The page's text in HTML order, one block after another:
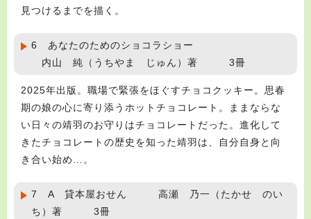
見つけるまでを描く。
6 あなたのためのショコラショー
内山 純（うちやま じゅん）著 3冊
2025年出版。職場で緊張をほぐすチョコクッキー。思春
期の娘の心に寄り添うホットチョコレート。ままならな
い日々の靖羽のお守りはチョコレートだった。進化して
きたチョコレートの歴史を知った靖羽は、自分自身と向
き合い始め…。
7 A 貸本屋おせん 高瀬 乃一（たかせ のい
ち）著 3冊